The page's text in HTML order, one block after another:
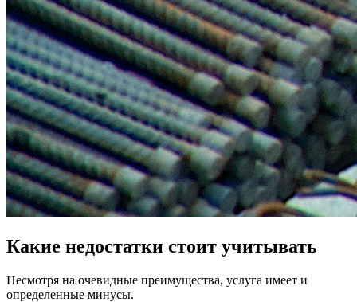
Какие недостатки стоит учитывать
Несмотря на очевидные преимущества, услуга имеет и
определенные минусы.